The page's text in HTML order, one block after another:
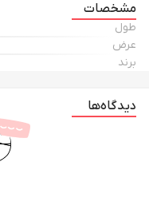
مشخصات
طول
عرض
برند
دیدگاه‌ها